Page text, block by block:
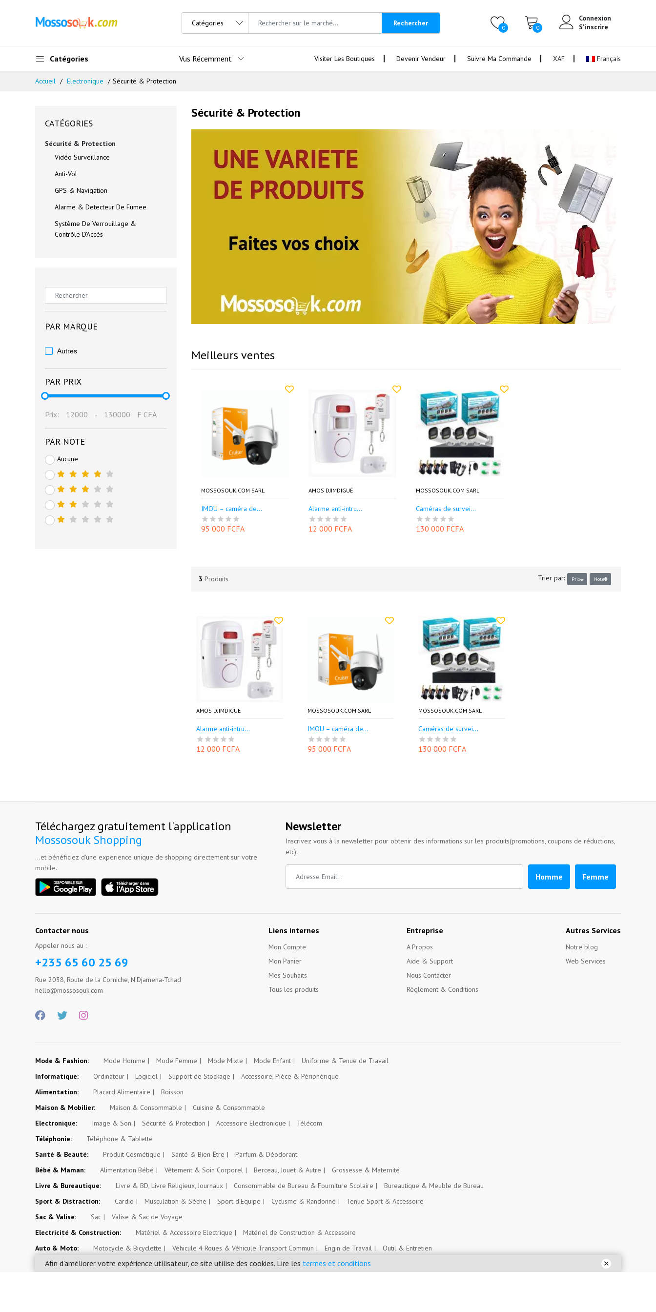
Rechercher
0 0
Connexion
S'inscrire
Catégories Vus Récemment Visiter Les Boutiques Devenir Vendeur Suivre Ma Commande XAF Français
Accueil Electronique Sécurité & Protection
CATÉGORIES
Sécurité & Protection
Vidéo Surveillance
Anti-Vol
GPS & Navigation
Alarme & Detecteur De Fumee
Système De Verrouillage &
Contrôle D’Accès
PAR MARQUE
Autres
PAR PRIX
Prix: 12000 - 130000 F CFA
PAR NOTE
Aucune
Sécurité & Protection
Meilleurs ventes
MOSSOSOUK.COM SARL
IMOU – caméra de...
95 000 FCFA
AMOS DJIMDIGUÉ
Alarme anti-intru...
12 000 FCFA
MOSSOSOUK.COM SARL
Caméras de survei...
130 000 FCFA
3 Produits Trier par: Prix Note
AMOS DJIMDIGUÉ
Alarme anti-intru...
12 000 FCFA
MOSSOSOUK.COM SARL
IMOU – caméra de...
95 000 FCFA
MOSSOSOUK.COM SARL
Caméras de survei...
130 000 FCFA
Afin d'améliorer votre expérience utilisateur, ce site utilise des cookies. Lire les termes et conditions
Téléchargez gratuitement l'application
Mossosouk Shopping
...et bénéficiez d'une experience unique de shopping directement sur votre
mobile.
Newsletter
Inscrivez vous à la newsletter pour obtenir des informations sur les produits(promotions, coupons de réductions,
etc).
Homme Femme
Contacter nous
Appeler nous au :
+235 65 60 25 69
Rue 2038, Route de la Corniche, N'Djamena-Tchad
hello@mossosouk.com
Liens internes
Mon Compte
Mon Panier
Mes Souhaits
Tous les produits
Entreprise
A Propos
Aide & Support
Nous Contacter
Règlement & Conditions
Autres Services
Notre blog
Web Services
Mode & Fashion: Mode Homme Mode Femme Mode Mixte Mode Enfant
Uniforme & Tenue de Travail
Informatique:
Ordinateur Logiciel Support de Stockage
Accessoire, Pièce & Périphérique
Alimentation:
Placard Alimentaire
Boisson
Maison & Mobilier:
Maison & Consommable
Cuisine & Consommable
Electronique:
Image & Son Sécurité & Protection Accessoire Electronique
Télécom
Téléphonie:
Téléphone & Tablette
Santé & Beauté:
Produit Cosmétique Santé & Bien-Être
Parfum & Déodorant
Bébé & Maman:
Alimentation Bébé Vêtement & Soin Corporel Berceau, Jouet & Autre
Grossesse & Maternité
Livre & Bureautique:
Livre & BD, Livre Religieux, Journaux Consommable de Bureau & Fourniture Scolaire
Bureautique & Meuble de Bureau
Sport & Distraction:
Cardio Musculation & Sèche Sport d'Equipe Cyclisme & Randonné
Tenue Sport & Accessoire
Sac & Valise:
Sac
Valise & Sac de Voyage
Electricité & Construction:
Matériel & Accessoire Electrique
Matériel de Construction & Accessoire
Auto & Moto:
Motocycle & Bicyclette Véhicule 4 Roues & Véhicule Transport Commun Engin de Travail
Outil & Entretien
Espace Paysan & Fermier:
Outil d'Exploitation Agricole
Intrant Agricole